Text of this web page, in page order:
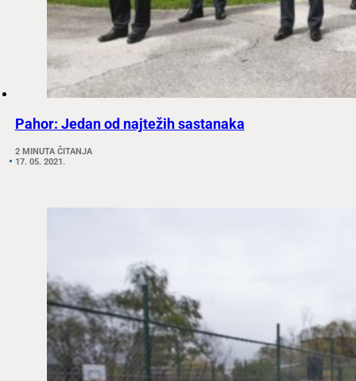
Pahor: Jedan od najtežih sastanaka
2 MINUTA ČITANJA
17. 05. 2021.